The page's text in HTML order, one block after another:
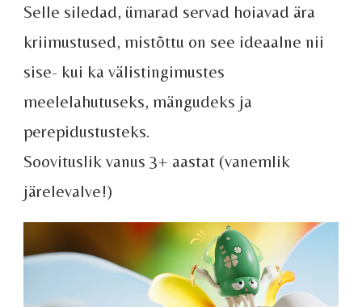
Selle siledad, ümarad servad hoiavad ära
kriimustused, mistõttu on see ideaalne nii
sise- kui ka välistingimustes
meelelahutuseks, mängudeks ja
perepidustusteks.
Soovituslik vanus 3+ aastat (vanemlik
järelevalve!)